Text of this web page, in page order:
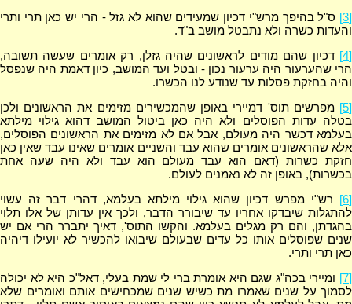
[3]
ס"ל בהיפך מרש"י דכיון שמעידים שהוא לא גזל - הרי יש כאן תרי ותרי
והעדות כשרה ולא נתבטל מושב ב"ד.
[4]
דכיון שהם מודים לראשונים שהיה גזלן, רק אומרים שעשה תשובה,
הרי שהערעור היה ערעור נכון - ובטל ועד המושב, כיון דאמת היה שנפסל
והיה בחזקת פסלות עד שנודע לנו הכשרו.
[5]
מפרשים תוס' דמיירי באופן שהמכשירים מזימים את הראשונים ולכן
בטלה עדות הפוסלים ולא היה כאן ביטול המושב דהוא גילוי מילתא
בעלמא דכשר היה מעולם, אבל אם לא מזימים את הראשונים הפוסלים,
אלא שהראשונים אומרים שהוא עבד והשניים אומרים שאינו עבד שאין כאן
חזקת כשרות (דאם הוא עבד מעולם הוא עבד ולא היה שעה אחת
בכשרות), באופן זה לא נאמנים לעולם.
[6]
רש"י מפרש דכיון שהוא גילוי מילתא בעלמא, דהרי דבר זה עשוי
להתגלות שיבדקו אחריו עד שיבורר הדבר, ולכך אין עדותן של אלו תלוי
בהגדתן, והם רק מגלים בעלמא. והקשו התוס', דאיך יתברר הרי אם יש
שנים שפוסלים אותו כל עדים שבעולם שיבואו להכשיר לא יועילו דיהיה
כאן תרי ותרי.
[7]
ומיירי בכה"ג שגם היא אומרת ברי לי שמת בעלי, דאל"כ היא לא יכולה
לסמוך על שנים שאמרו מת כשיש שנים שמכחישים אותם ואומרים שלא